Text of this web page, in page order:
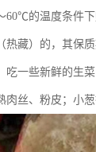
的温度条件
藏）的，其保
吃一些新鲜的生
丝、粉皮；小